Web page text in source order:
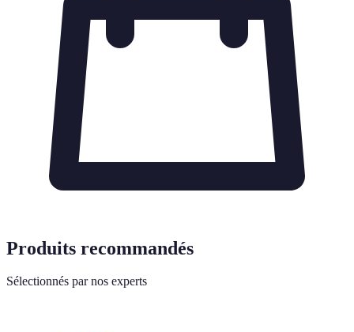
Produits recommandés
Sélectionnés par nos experts